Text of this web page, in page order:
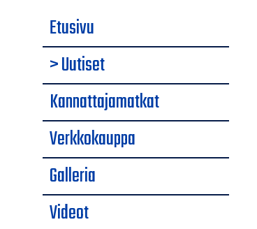
Etusivu
> Uutiset
Kannattajamatkat
Verkkokauppa
Galleria
Videot